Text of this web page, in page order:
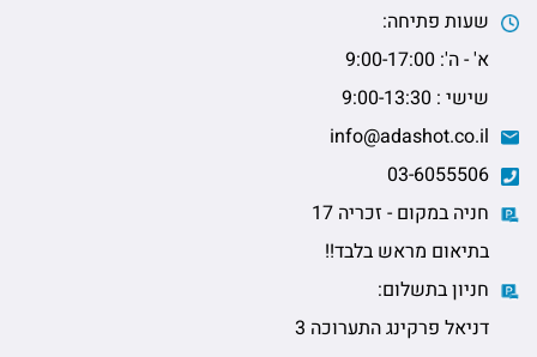
שעות פתיחה:
א' - ה': 9:00-17:00
שישי : 9:00-13:30
חניה במקום - זכריה 17
בתיאום מראש בלבד!!
חניון בתשלום:
דניאל פרקינג התערוכה 3